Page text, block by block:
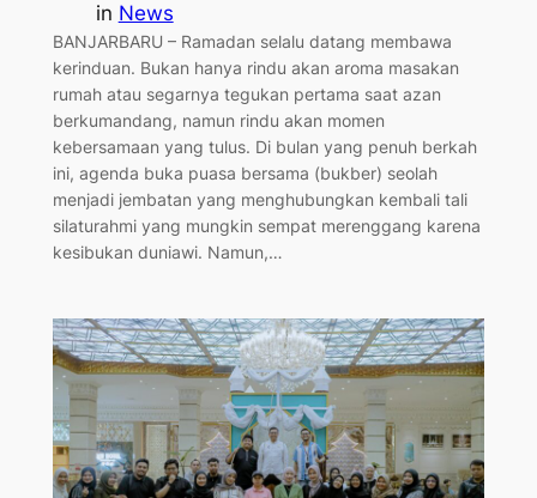
in News
BANJARBARU – Ramadan selalu datang membawa
kerinduan. Bukan hanya rindu akan aroma masakan
rumah atau segarnya tegukan pertama saat azan
berkumandang, namun rindu akan momen
kebersamaan yang tulus. Di bulan yang penuh berkah
ini, agenda buka puasa bersama (bukber) seolah
menjadi jembatan yang menghubungkan kembali tali
silaturahmi yang mungkin sempat merenggang karena
kesibukan duniawi. Namun,…